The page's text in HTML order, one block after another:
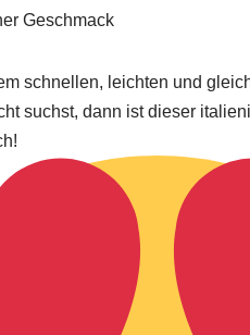
Geschmack
schnellen, leichten und
suchst, dann ist dieser